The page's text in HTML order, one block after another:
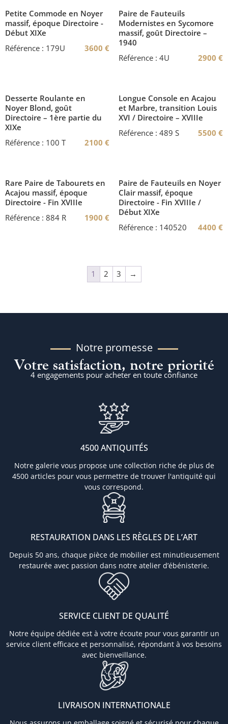
Petite Commode en Noyer
massif, époque Directoire -
Début XIXe
Référence : 179U
3600€
Paire de Fauteuils
Modernistes en Sycomore
massif, goût Directoire –
1940
Référence : 4U
2900 €
Desserte Roulante en
Noyer Blond, goût
Directoire – 1ère partie du
XIXe
Référence : 100 T
2100€
Longue Console en Acajou
et Marbre, transition Louis
XVI / Directoire – XVIIIe
Référence : 489 S
5500 €
Rare Paire de Tabourets en
Acajou massif, époque
Directoire - Fin XVIIIe
Référence : 884 R
1900€
Paire de Fauteuils en Noyer
Clair massif, époque
Directoire - Fin XVIIIe /
Début XIXe
Référence : 140520
4400 €
1 2 3 →
Notre promesse
Votre satisfaction, notre priorité
4 engagements pour acheter en toute confiance
4500 ANTIQUITÉS
Notre galerie vous propose une collection riche de plus de
4500 articles pour vous permettre de trouver l'antiquité qui
vous correspond.
RESTAURATION DANS LES RÈGLES DE L’ART
Depuis 50 ans, chaque pièce de mobilier est minutieusement
restaurée avec passion dans notre atelier d’ébénisterie.
SERVICE CLIENT DE QUALITÉ
Notre équipe dédiée est à votre écoute pour vous garantir un
service client efficace et personnalisé, répondant à vos besoins
avec bienveillance.
LIVRAISON INTERNATIONALE